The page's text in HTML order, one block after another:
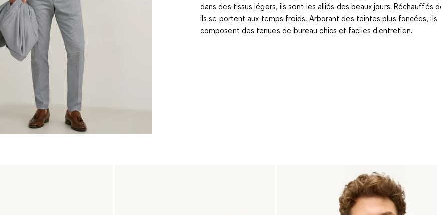
dans des tissus légers, ils sont les alliés des beaux jours. Réchauffés
ils se portent aux temps froids. Arborant des teintes plus foncées, ils
composent des tenues de bureau chics et faciles d'entretien.